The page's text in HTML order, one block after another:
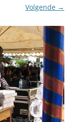
Volgende →